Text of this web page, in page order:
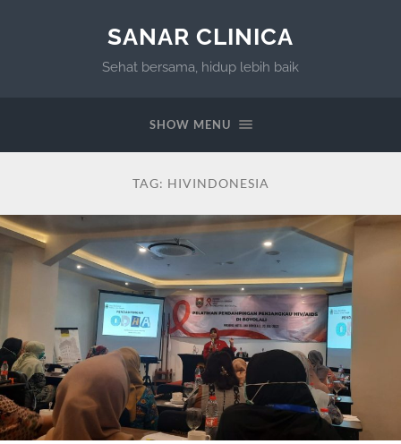
SANAR CLINICA
Sehat bersama, hidup lebih baik
SHOW MENU
TAG: HIVINDONESIA